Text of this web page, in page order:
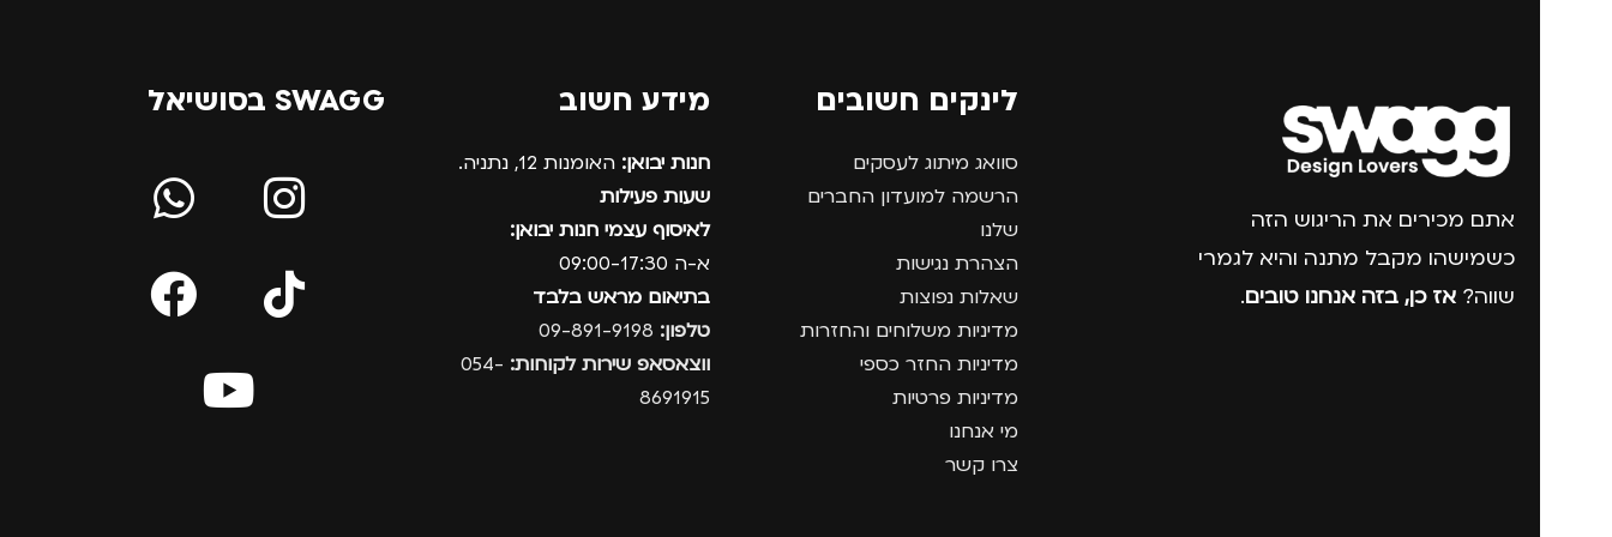
אתם מכירים את הריגוש הזה
כשמישהו מקבל מתנה והיא לגמרי
שווה? אז כן, בזה אנחנו טובים.
לינקים חשובים
סוואג מיתוג לעסקים
הרשמה למועדון החברים
שלנו
הצהרת נגישות
שאלות נפוצות
מדיניות משלוחים והחזרות
מדיניות החזר כספי
מדיניות פרטיות
מי אנחנו
צרו קשר
מידע חשוב
חנות יבואן: האומנות 12, נתניה.
שעות פעילות
לאיסוף עצמי חנות יבואן:
א-ה 09:00-17:30
בתיאום מראש בלבד
טלפון:
ווצאסאפ שירות לקוחות: 054-
8691915
SWAGG בסושיאל